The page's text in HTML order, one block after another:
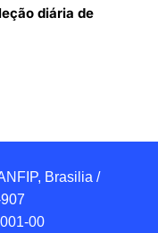
diária de
Brasilia /
00